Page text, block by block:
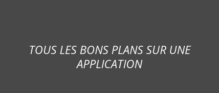
TOUS LES BONS PLANS SUR UNE
APPLICATION